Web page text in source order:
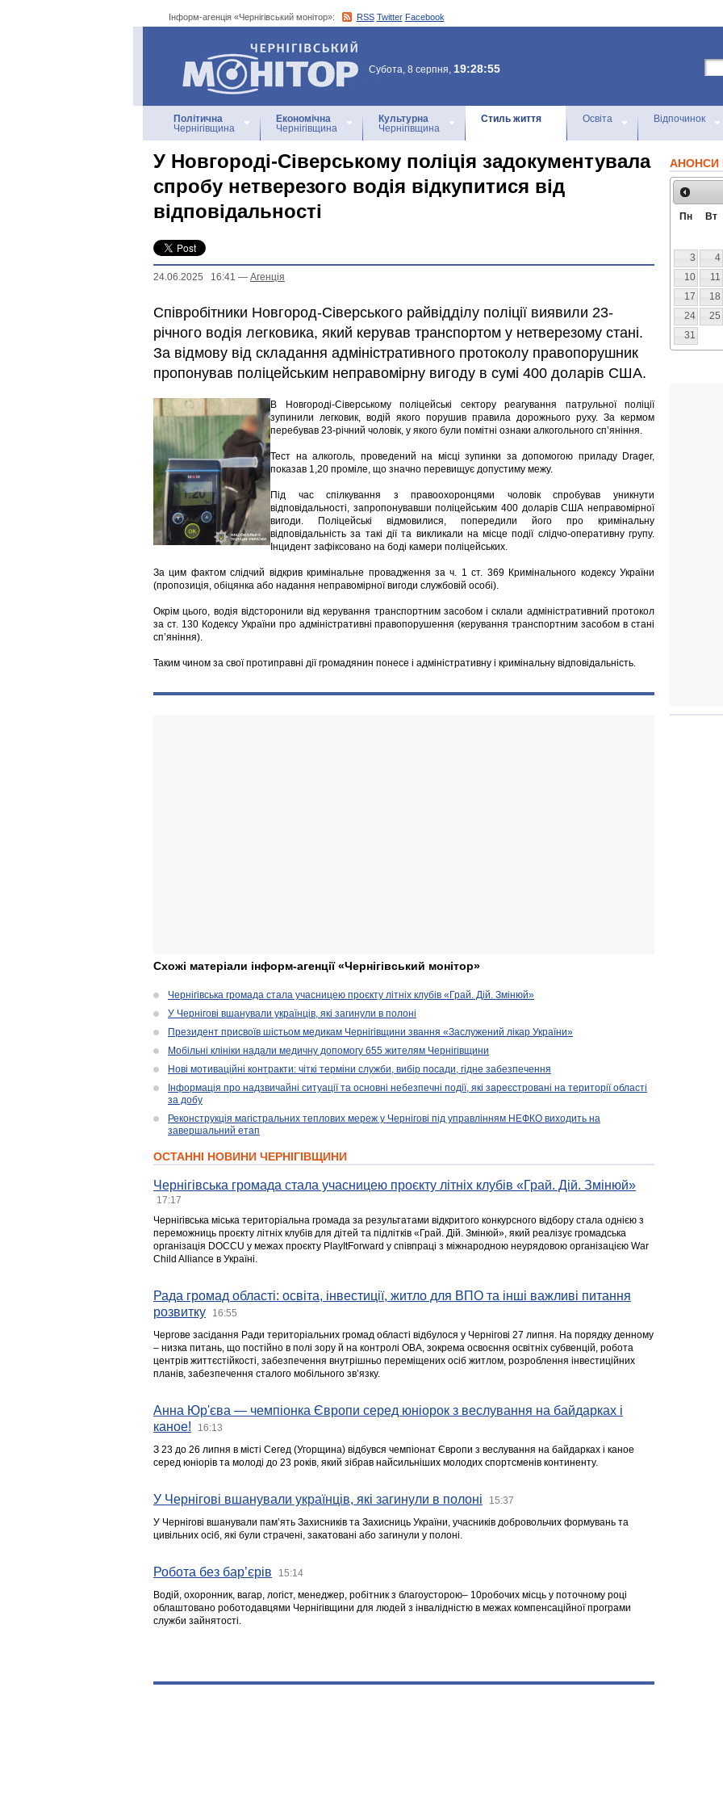
Інформ-агенція «Чернігівський монітор»: RSS Twitter Facebook
Інформ-агенція
«Чернігівський монітор»
Субота, 8 серпня, 19:28:55
Політична
Чернігівщина
Економічна
Чернігівщина
Культурна
Чернігівщина
Стиль життя Освіта Відпочинок
У Новгороді-Сіверському поліція задокументувала
спробу нетверезого водія відкупитися від
відповідальності
24.06.2025 16:41 — Агенцiя
Співробітники Новгород-Сіверського райвідділу поліції виявили 23-
річного водія легковика, який керував транспортом у нетверезому стані.
За відмову від складання адміністративного протоколу правопорушник
пропонував поліцейським неправомірну вигоду в сумі 400 доларів США.
В Новгороді-Сіверському поліцейські сектору реагування патрульної поліції
зупинили легковик, водій якого порушив правила дорожнього руху. За кермом
перебував 23-річний чоловік, у якого були помітні ознаки алкогольного сп’яніння.
Тест на алкоголь, проведений на місці зупинки за допомогою приладу Drager,
показав 1,20 проміле, що значно перевищує допустиму межу.
Під час спілкування з правоохоронцями чоловік спробував уникнути
відповідальності, запропонувавши поліцейським 400 доларів США неправомірної
вигоди. Поліцейські відмовилися, попередили його про кримінальну
відповідальність за такі дії та викликали на місце події слідчо-оперативну групу.
Інцидент зафіксовано на боді камери поліцейських.
За цим фактом слідчий відкрив кримінальне провадження за ч. 1 ст. 369 Кримінального кодексу України
(пропозиція, обіцянка або надання неправомірної вигоди службовій особі).
Окрім цього, водія відсторонили від керування транспортним засобом і склали адміністративний протокол
за ст. 130 Кодексу України про адміністративні правопорушення (керування транспортним засобом в стані
сп’яніння).
Таким чином за свої протиправні дії громадянин понесе і адміністративну і кримінальну відповідальність.
Схожі матеріали інформ-агенції «Чернігівський монітор»
Чернігівська громада стала учасницею проєкту літніх клубів «Грай. Дій. Змінюй»
У Чернігові вшанували українців, які загинули в полоні
Президент присвоїв шістьом медикам Чернігівщини звання «Заслужений лікар України»
Мобільні клініки надали медичну допомогу 655 жителям Чернігівщини
Нові мотиваційні контракти: чіткі терміни служби, вибір посади, гідне забезпечення
Інформація про надзвичайні ситуації та основні небезпечні події, які зареєстровані на території області
за добу
Реконструкція магістральних теплових мереж у Чернігові під управлінням НЕФКО виходить на
завершальний етап
ОСТАННІ НОВИНИ ЧЕРНІГІВЩИНИ
Чернігівська громада стала учасницею проєкту літніх клубів «Грай. Дій. Змінюй»
17:17
Чернігівська міська територіальна громада за результатами відкритого конкурсного відбору стала однією з
переможниць проєкту літніх клубів для дітей та підлітків «Грай. Дій. Змінюй», який реалізує громадська
організація DOCCU у межах проєкту PlayItForward у співпраці з міжнародною неурядовою організацією War
Child Alliance в Україні.
Рада громад області: освіта, інвестиції, житло для ВПО та інші важливі питання
розвитку
16:55
Чергове засідання Ради територіальних громад області відбулося у Чернігові 27 липня. На порядку денному
– низка питань, що постійно в полі зору й на контролі ОВА, зокрема освоєння освітніх субвенцій, робота
центрів життєстійкості, забезпечення внутрішньо переміщених осіб житлом, розроблення інвестиційних
планів, забезпечення сталого мобільного зв’язку.
Анна Юр'єва — чемпіонка Європи серед юніорок з веслування на байдарках і
каное!
16:13
З 23 до 26 липня в місті Сегед (Угорщина) відбувся чемпіонат Європи з веслування на байдарках і каное
серед юніорів та молоді до 23 років, який зібрав найсильніших молодих спортсменів континенту.
У Чернігові вшанували українців, які загинули в полоні 15:37
У Чернігові вшанували пам’ять Захисників та Захисниць України, учасників добровольчих формувань та
цивільних осіб, які були страчені, закатовані або загинули у полоні.
Робота без бар’єрів 15:14
Водій, охоронник, вагар, логіст, менеджер, робітник з благоусторою– 10робочих місць у поточному році
облаштовано роботодавцями Чернігівщини для людей з інвалідністю в межах компенсаційної програми
служби зайнятості.
АНОНСИ
Пн Вт
3
4
10
11
17
18
24
25
31